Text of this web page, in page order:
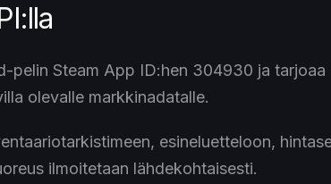
pelin Steam App ID:hen 304930 ja
olevalle markkinadatalle.
esineluetteloon,
ilmoitetaan lähdekohtaisesti.